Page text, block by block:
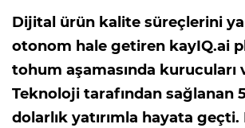
Dijital ürün kalite süreçlerini
otonom hale getiren kayIQ.ai
tohum aşamasında kurucuları
Teknoloji tarafından sağlanan
dolarlık yatırımla hayata